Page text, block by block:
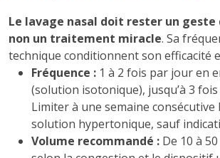
Le lavage nasal doit rester un geste
non un traitement miracle. Sa
technique conditionnent son efficacité
Fréquence : 1 à 2 fois par jour en
(solution isotonique), jusqu’à 3
Limiter à une semaine consécutive
solution hypertonique, sauf
Volume recommandé : De 10 à